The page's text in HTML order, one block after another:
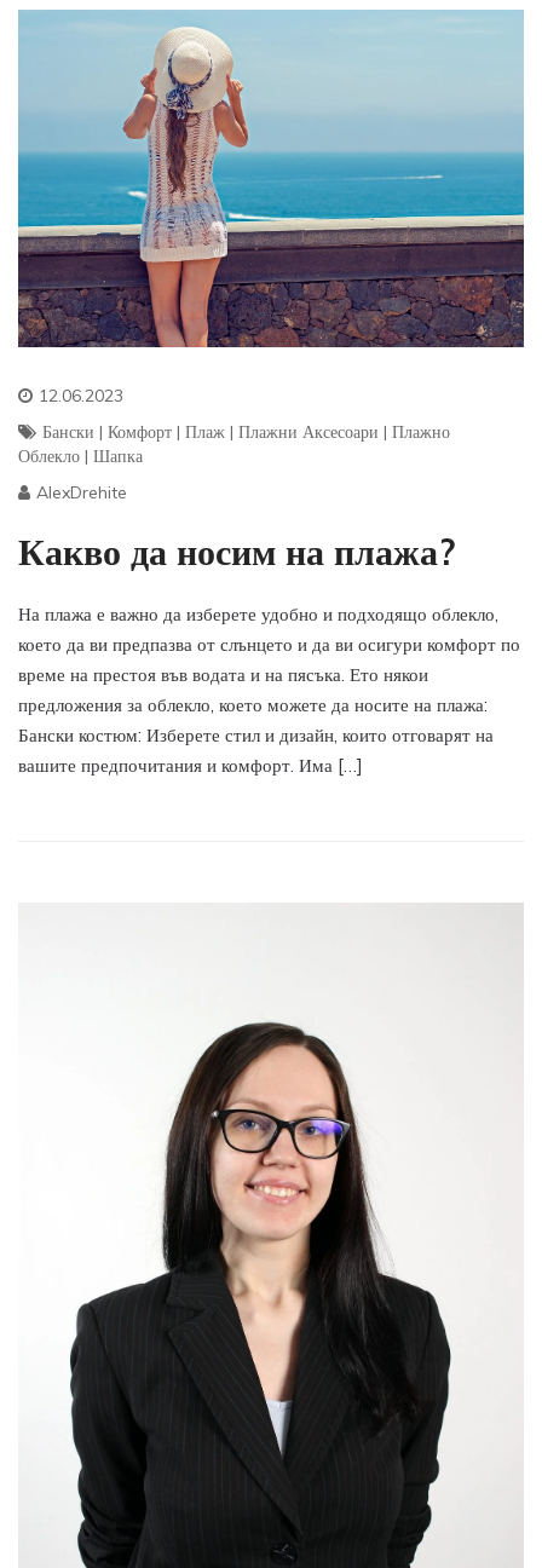
12.06.2023
Бански | Комфорт | Плаж | Плажни Аксесоари | Плажно
Облекло | Шапка
AlexDrehite
Какво да носим на плажа?
На плажа е важно да изберете удобно и подходящо облекло,
което да ви предпазва от слънцето и да ви осигури комфорт по
време на престоя във водата и на пясъка. Ето някои
предложения за облекло, което можете да носите на плажа:
Бански костюм: Изберете стил и дизайн, които отговарят на
вашите предпочитания и комфорт. Има […]